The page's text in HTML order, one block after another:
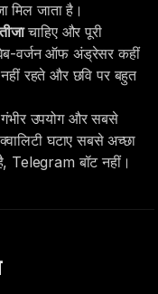
मिल जाता है।
चाहिए और पूरी
वर्जन ऑफ अंड्रेसर कहीं
रहते और छवि पर बहुत
उपयोग और सबसे
घटाए सबसे अच्छा
Telegram बॉट नहीं।